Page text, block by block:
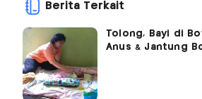
Berita Terkait
Tolong, Bayi di
Anus & Jantung